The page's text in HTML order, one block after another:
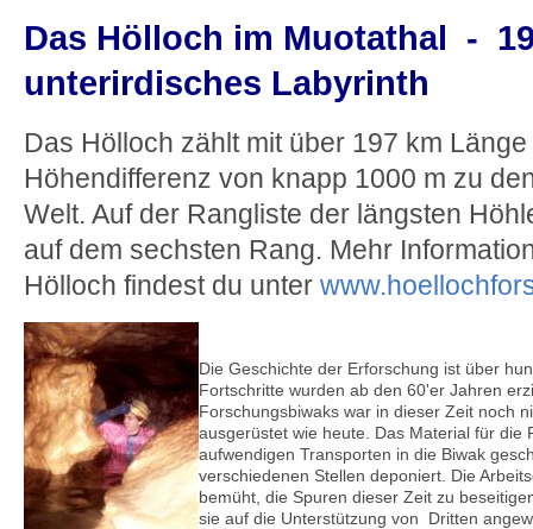
Das Hölloch im Muotathal -
unterirdisches Labyrinth
Das Hölloch zählt mit über 197 km
Höhendifferenz von knapp 1000 m zu
Welt. Auf der Rangliste der längsten
auf dem sechsten Rang. Mehr
Hölloch findest du unter
Die Geschichte der Erforschung ist über
Fortschritte wurden ab den 60'er Jahren
Forschungsbiwaks war in dieser Zeit noch
ausgerüstet wie heute. Das Material für die
aufwendigen Transporten in die Biwak
verschiedenen Stellen deponiert. Die
bemüht, die Spuren dieser Zeit zu
sie auf die Unterstützung von Dritten